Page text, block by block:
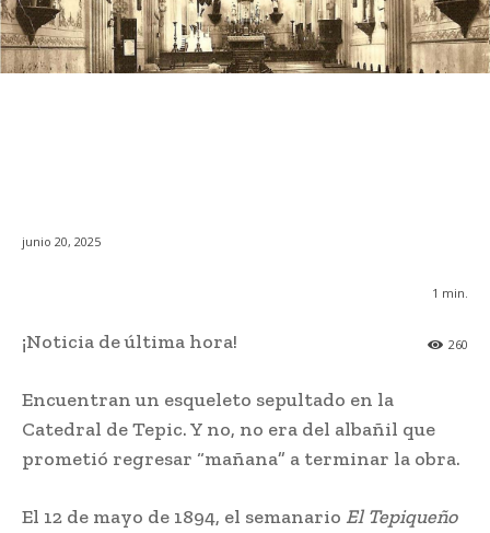
junio 20, 2025
1 min.
260
¡Noticia de última hora!
Encuentran un esqueleto sepultado en la
Catedral de Tepic. Y no, no era del albañil que
prometió regresar “mañana” a terminar la obra.
El 12 de mayo de 1894, el semanario El Tepiqueño